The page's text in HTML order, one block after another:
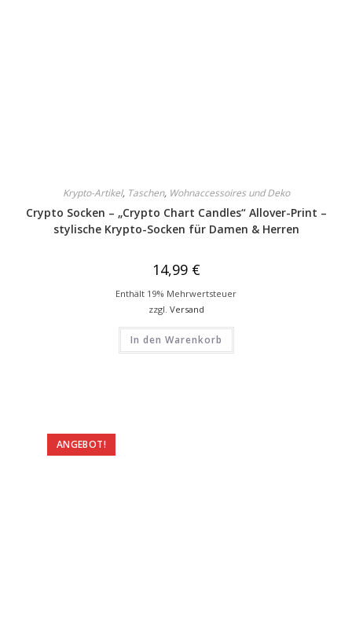
Krypto-Artikel, Taschen, Wohnaccessoires und Deko
Crypto Socken – „Crypto Chart Candles“ Allover-Print –
stylische Krypto-Socken für Damen & Herren
14,99 €
Enthält 19% Mehrwertsteuer
zzgl. Versand
In den Warenkorb
ANGEBOT!